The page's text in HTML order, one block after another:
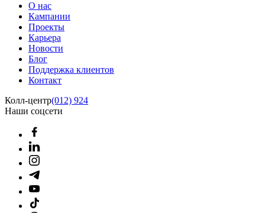
О нас
Кампании
Проекты
Карьера
Новости
Блог
Поддержка клиентов
Контакт
Колл-центр(012) 924
Наши соцсети